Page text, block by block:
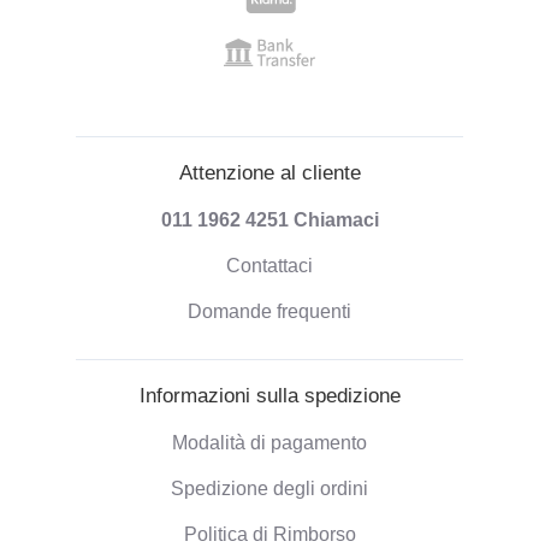
Attenzione al cliente
011 1962 4251 Chiamaci
Contattaci
Domande frequenti
Informazioni sulla spedizione
Modalità di pagamento
Spedizione degli ordini
Politica di Rimborso